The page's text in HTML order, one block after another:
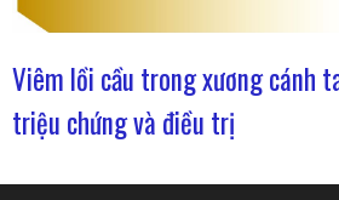
Viêm lồi cầu trong xương cánh
triệu chứng và điều trị